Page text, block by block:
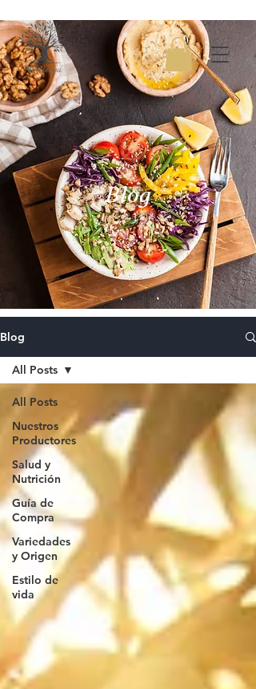
Blog
Blog
All Posts
Nuestros
Productores
Salud y
Nutrición
Guía de
Compra
Variedades
y Origen
Estilo de
vida
All Posts